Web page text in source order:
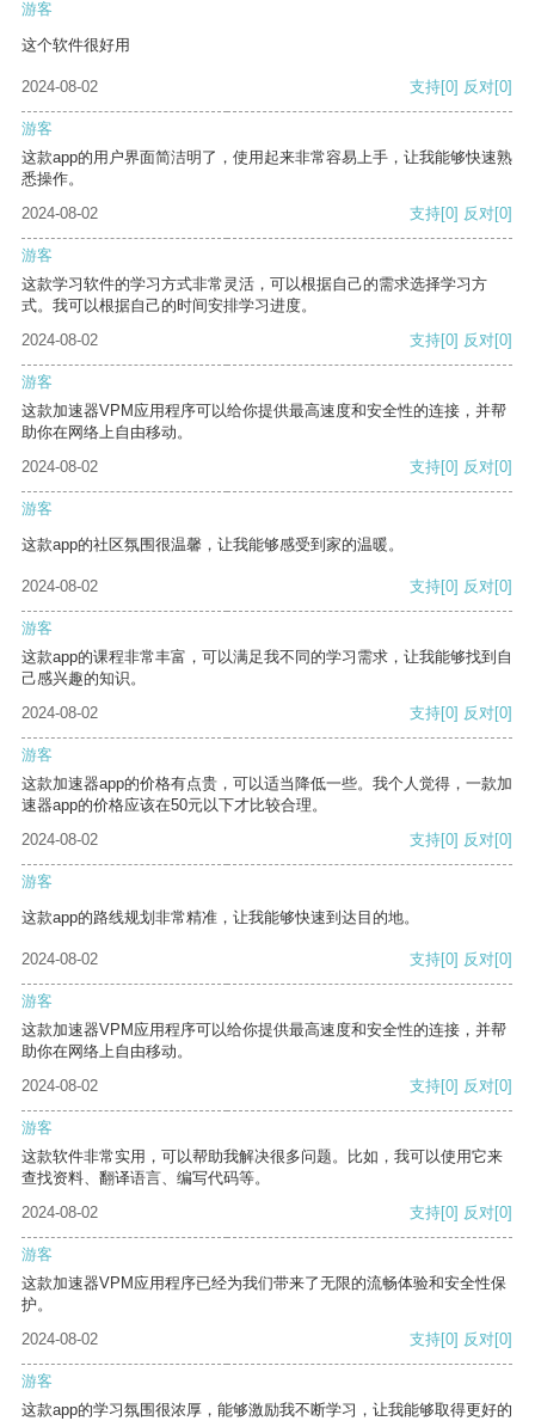
游客
这个软件很好用
2024-08-02 支持[0] 反对[0]
游客
这款app的用户界面简洁明了，使用起来非常容易上手，让我能够快速熟
悉操作。
2024-08-02
支持[0] 反对[0]
游客
这款学习软件的学习方式非常灵活，可以根据自己的需求选择学习方
式。我可以根据自己的时间安排学习进度。
2024-08-02
支持[0] 反对[0]
游客
这款加速器VPM应用程序可以给你提供最高速度和安全性的连接，并帮
助你在网络上自由移动。
2024-08-02
支持[0] 反对[0]
游客
这款app的社区氛围很温馨，让我能够感受到家的温暖。
2024-08-02 支持[0] 反对[0]
游客
这款app的课程非常丰富，可以满足我不同的学习需求，让我能够找到自
己感兴趣的知识。
2024-08-02
支持[0] 反对[0]
游客
这款加速器app的价格有点贵，可以适当降低一些。我个人觉得，一款加
速器app的价格应该在50元以下才比较合理。
2024-08-02
支持[0] 反对[0]
游客
这款app的路线规划非常精准，让我能够快速到达目的地。
2024-08-02 支持[0] 反对[0]
游客
这款加速器VPM应用程序可以给你提供最高速度和安全性的连接，并帮
助你在网络上自由移动。
2024-08-02
支持[0] 反对[0]
游客
这款软件非常实用，可以帮助我解决很多问题。比如，我可以使用它来
查找资料、翻译语言、编写代码等。
2024-08-02
支持[0] 反对[0]
游客
这款加速器VPM应用程序已经为我们带来了无限的流畅体验和安全性保
护。
2024-08-02
支持[0] 反对[0]
游客
这款app的学习氛围很浓厚，能够激励我不断学习，让我能够取得更好的